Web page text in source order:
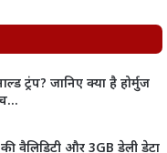
ट्रंप? जानिए क्या है होर्मुज
वैलिडिटी और 3GB डेली डेटा